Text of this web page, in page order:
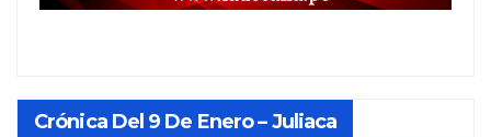
Crónica Del 9 De Enero – Juliaca